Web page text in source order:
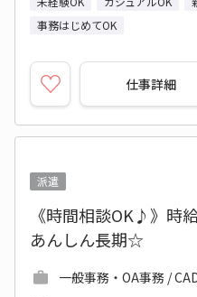
事務はじめてOK
仕事詳細
派遣
《時間相談OK♪》時
あんしん長期☆
一般事務・OA事務 /